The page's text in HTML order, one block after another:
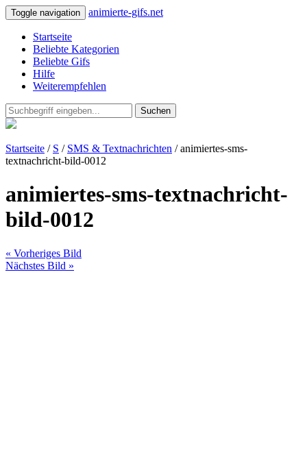
Toggle navigation animierte-gifs.net
Startseite
Beliebte Kategorien
Beliebte Gifs
Hilfe
Weiterempfehlen
Suchen
Startseite / S / SMS & Textnachrichten / animiertes-sms-
textnachricht-bild-0012
animiertes-sms-textnachricht-
bild-0012
« Vorheriges Bild
Nächstes Bild »